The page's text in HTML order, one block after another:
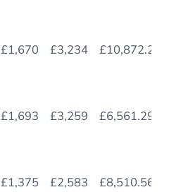
£1,670 £3,234 £10,872.21
£1,693 £3,259 £6,561.29
£1,375 £2,583 £8,510.56